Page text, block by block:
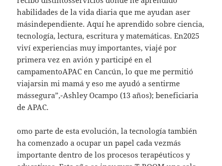
habilidades de la vida diaria que me ayudan aser
másindependiente. Aquí he aprendido sobre ciencia,
tecnología, lectura, escritura y matemáticas. En2025
viví experiencias muy importantes, viajé por
primera vez en avión y participé en el
campamentoAPAC en Cancún, lo que me permitió
viajarsin mi mamá y eso me ayudó a sentirme
mássegura”,-Ashley Ocampo (13 años); beneficiaria
de APAC.
omo parte de esta evolución, la tecnología también
ha comenzado a ocupar un papel cada vezmás
importante dentro de los procesos terapéuticos y